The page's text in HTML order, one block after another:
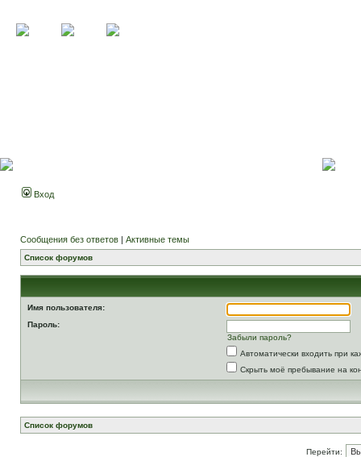
Вход
Сообщения без ответов | Активные темы
Список форумов
Имя пользователя:
Пароль:
Забыли пароль?
Автоматически входить при
Скрыть моё пребывание на
Список форумов
Перейти: